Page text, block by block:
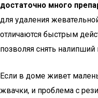
достаточно много
для удаления
отличаются быстрым
позволяя снять
Если в доме живет
жвачки, и проблема с